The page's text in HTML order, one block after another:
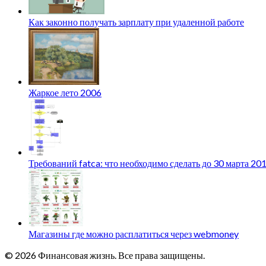
Как законно получать зарплату при удаленной работе
Жаркое лето 2006
Требований fatca: что необходимо сделать до 30 марта
Магазины где можно расплатиться через webmoney
© 2026 Финансовая жизнь. Все права защищены.